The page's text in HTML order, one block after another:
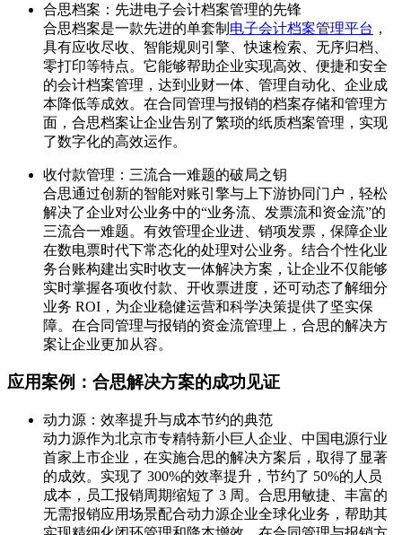
合思档案：先进电子会计档案管理的先锋
合思档案是一款先进的单套制 电子会计档案管理平台 ，
具有应收尽收、智能规则引擎、快速检索、无序归档、
零打印等特点。它能够帮助企业实现高效、便捷和安全
的会计档案管理，达到业财一体、管理自动化、企业成
本降低等成效。在合同管理与报销的档案存储和管理方
面，合思档案让企业告别了繁琐的纸质档案管理，实现
了数字化的高效运作。
收付款管理：三流合一难题的破局之钥
合思通过创新的智能对账引擎与上下游协同门户，轻松
解决了企业对公业务中的“业务流、发票流和资金流”的
三流合一难题。有效管理企业进、销项发票，保障企业
在数电票时代下常态化的处理对公业务。结合个性化业
务台账构建出实时收支一体解决方案，让企业不仅能够
实时掌握各项收付款、开收票进度，还可动态了解细分
业务 ROI，为企业稳健运营和科学决策提供了坚实保
障。在合同管理与报销的资金流管理上，合思的解决方
案让企业更加从容。
应用案例：合思解决方案的成功见证
动力源：效率提升与成本节约的典范
动力源作为北京市专精特新小巨人企业、中国电源行业
首家上市企业，在实施合思的解决方案后，取得了显著
的成效。实现了 300%的效率提升，节约了 50%的人员
成本，员工报销周期缩短了 3 周。合思用敏捷、丰富的
无需报销应用场景配合动力源企业全球化业务，帮助其